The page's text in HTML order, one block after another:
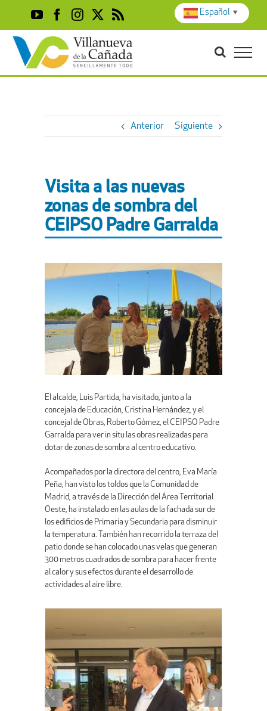
content
YouTubeFacebook
Instagram
X Rss
Anterior Siguiente
Visita a las nuevas
zonas de sombra del
CEIPSO Padre Garralda
El alcalde, Luis Partida, ha visitado, junto a la
concejala de Educación, Cristina Hernández, y el
concejal de Obras, Roberto Gómez, el CEIPSO Padre
Garralda para ver in situ las obras realizadas para
dotar de zonas de sombra al centro educativo.
Acompañados por la directora del centro, Eva María
Peña, han visto los toldos que la Comunidad de
Madrid, a través de la Dirección del Área Territorial
Oeste, ha instalado en las aulas de la fachada sur de
los edificios de Primaria y Secundaria para disminuir
la temperatura. También han recorrido la terraza del
patio donde se han colocado unas velas que generan
300 metros cuadrados de sombra para hacer frente
al calor y sus efectos durante el desarrollo de
actividades al aire libre.
Español ▼